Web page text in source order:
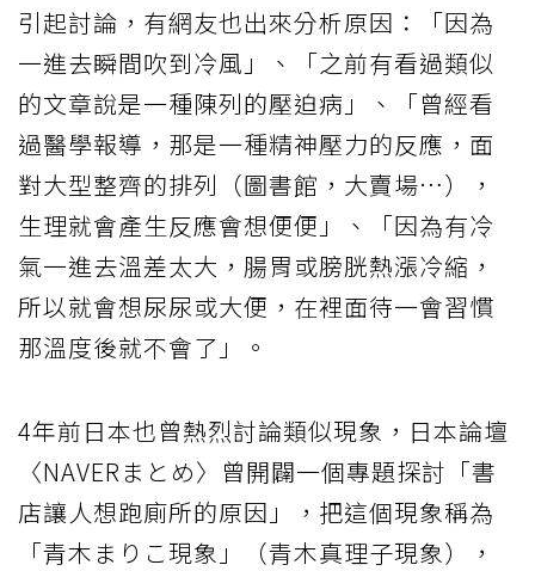
引起討論，有網友也出來分析原因：「因為
一進去瞬間吹到冷風」、「之前有看過類似
的文章說是一種陳列的壓迫病」、「曾經看
過醫學報導，那是一種精神壓力的反應，面
對大型整齊的排列（圖書館，大賣場…），
生理就會產生反應會想便便」、「因為有冷
氣一進去溫差太大，腸胃或膀胱熱漲冷縮，
所以就會想尿尿或大便，在裡面待一會習慣
那溫度後就不會了」。
4年前日本也曾熱烈討論類似現象，日本論壇
〈NAVERまとめ〉曾開闢一個專題探討「書
店讓人想跑廁所的原因」，把這個現象稱為
「青木まりこ現象」（青木真理子現象），